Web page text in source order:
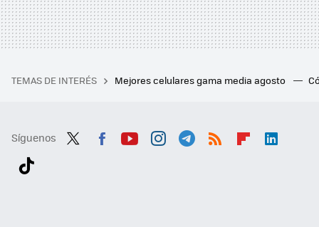
TEMAS DE INTERÉS Mejores celulares gama media agosto
Síguenos